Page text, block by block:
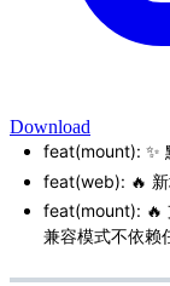
Download
feat(mount): ✨
feat(web): 🔥
feat(mount): 🔥
兼容模式不依赖